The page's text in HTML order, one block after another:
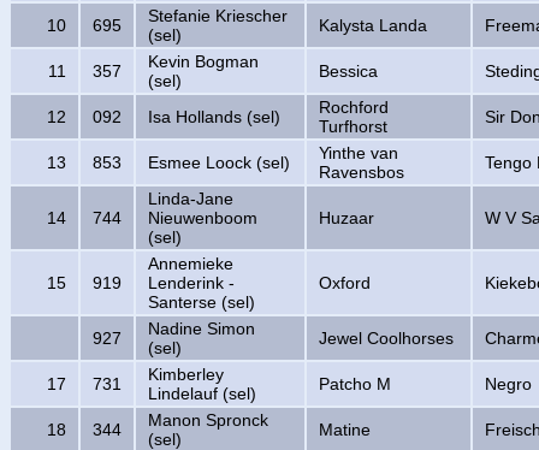
10 695
Stefanie Kriescher
(sel)
Kalysta Landa
11 357
Kevin Bogman
(sel)
Bessica
12 092 Isa Hollands (sel)
Rochford
Turfhorst
Sir
13 853 Esmee Loock (sel)
Yinthe van
Ravensbos
Tengo
14 744
Linda-Jane
Nieuwenboom
(sel)
Huzaar W V
15 919
Annemieke
Lenderink -
Santerse (sel)
Oxford
927
Nadine Simon
(sel)
Jewel Coolhorses
17 731
Kimberley
Lindelauf (sel)
Patcho M Negro
18 344
Manon Spronck
(sel)
Matine